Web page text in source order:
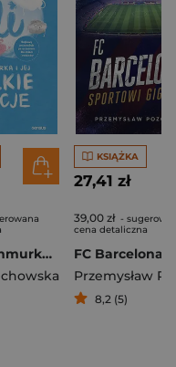
Lili. Mała chmurka i jej wielkie emocje. Bajkowy przewodnik po uczuciach dla dzieci i rodziców
KSIĄŻKA
27,41 zł
39,00 zł -
cena detaliczna
8,2 (5)